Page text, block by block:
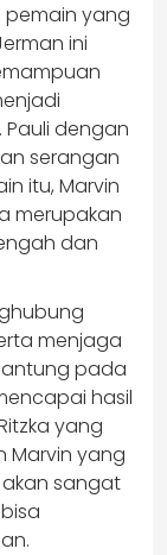
pemain yang
ini
dengan
serangan
itu, Marvin
merupakan
dan
menjaga
pada
hasil
yang
Marvin yang
sangat